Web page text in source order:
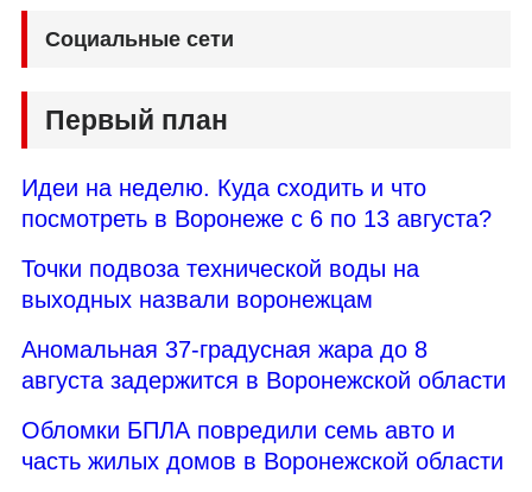
Социальные сети
Первый план
Идеи на неделю. Куда сходить и что
посмотреть в Воронеже с 6 по 13 августа?
Точки подвоза технической воды на
выходных назвали воронежцам
Аномальная 37-градусная жара до 8
августа задержится в Воронежской области
Обломки БПЛА повредили семь авто и
часть жилых домов в Воронежской области